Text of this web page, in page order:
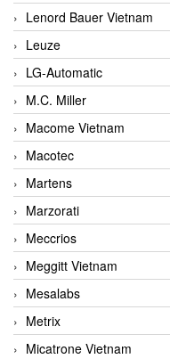
Lenord Bauer Vietnam
Leuze
LG-Automatic
M.C. Miller
Macome Vietnam
Macotec
Martens
Marzorati
Meccrios
Meggitt Vietnam
Mesalabs
Metrix
Micatrone Vietnam